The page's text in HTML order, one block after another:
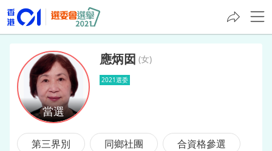
應炳囡
應炳囡 (女)
2021選委
第三界別 同鄉社團
合資格參選